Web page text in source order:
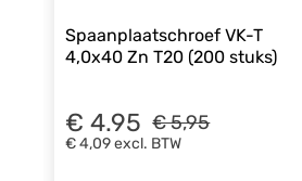
Spaanplaatschroef VK-T
4,0x40 Zn T20 (200 stuks)
€ 5,95
€ 4.95
€ 4,09excl. BTW